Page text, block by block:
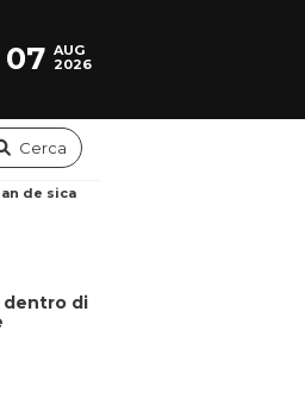
07 AUG
2026
Cerca
de sica
dentro di